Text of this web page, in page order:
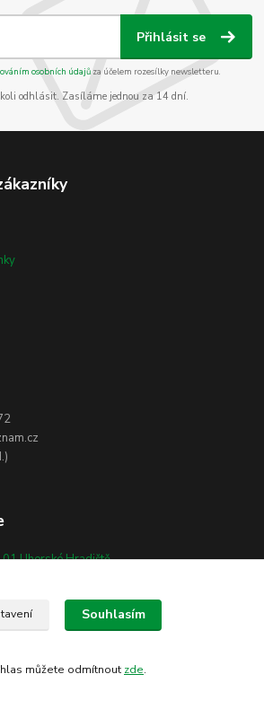
Přihlásit se
osobních údajůza účelem rozesílky newsletteru.
odhlásit. Zasíláme jednou za 14 dní.
Uherské Hradiště
698 01 Veselí nad Moravou
Souhlasím
můžete odmítnout zde.